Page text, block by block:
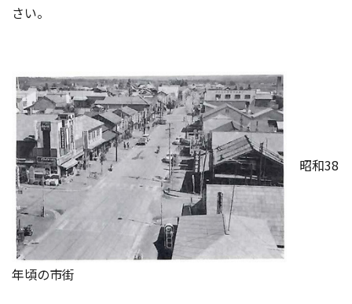
さい。
昭和38
年頃の市街